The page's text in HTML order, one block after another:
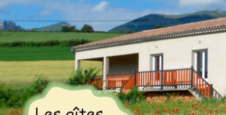
Les gîtes du Pandalin
Location de gîtes dans la Drôme en toutes saisons